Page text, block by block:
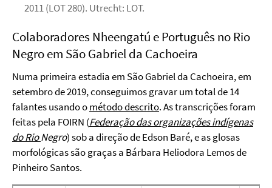
2011 (LOT 280). Utrecht: LOT.
Colaboradores Nheengatú e Português no Rio
Negro em São Gabriel da Cachoeira
Numa primeira estadia em São Gabriel da Cachoeira, em
setembro de 2019, conseguimos gravar um total de 14
falantes usando ométodo descrito. As transcrições foram
feitas pela FOIRN (Federaçãodasorganizaçõesindígenas
do RioNegro) sob a direção de Edson Baré, e as glosas
morfológicas são graças a Bárbara Heliodora Lemos de
Pinheiro Santos.